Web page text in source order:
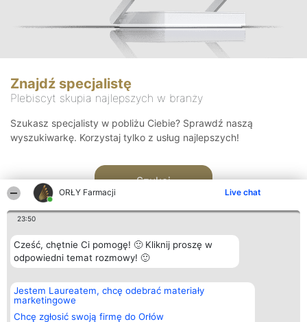
ORŁY Farmacji Live chat
23:50
Cześć, chętnie Ci pomogę! 🙂 Kliknij proszę w
odpowiedni temat rozmowy! 🙂
Jestem Laureatem, chcę odebrać materiały
marketingowe
Chcę zgłosić swoją firmę do Orłów
Znajdź specjalistę
Plebiscyt skupia najlepszych w branży
Szukasz specjalisty w pobliżu Ciebie? Sprawdź naszą
wyszukiwarkę. Korzystaj tylko z usług najlepszych!
Szukaj
Organizator plebiscytu
Bright Side Solutions sp. z o.
o. sp. k.
ul. Ruska 22
Plebiscyt
Laureaci
wszystkich
Kontakt
Kontakt